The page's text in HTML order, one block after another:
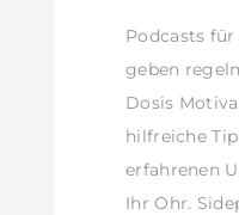
Podcasts
geben
Dosis
hilfreiche
erfahrenen
Ihr Ohr.